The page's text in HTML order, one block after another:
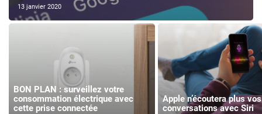
13 janvier 2020
BON PLAN : surveillez votre
consommation électrique avec
cette prise connectée
Apple n’écoutera plus vos
conversations avec Siri